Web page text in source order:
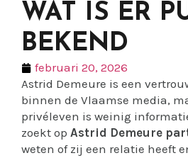
WAT IS ER
BEKEND
februari 20, 2026
Astrid Demeure is een
binnen de Vlaamse media,
privéleven is weinig
zoekt op Astrid Demeure
weten of zij een relatie heeft